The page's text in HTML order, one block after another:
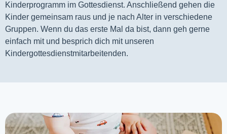
Kinderprogramm im Gottesdienst. Anschließend gehen die
Kinder gemeinsam raus und je nach Alter in verschiedene
Gruppen. Wenn du das erste Mal da bist, dann geh gerne
einfach mit und besprich dich mit unseren
Kindergottesdienstmitarbeitenden.